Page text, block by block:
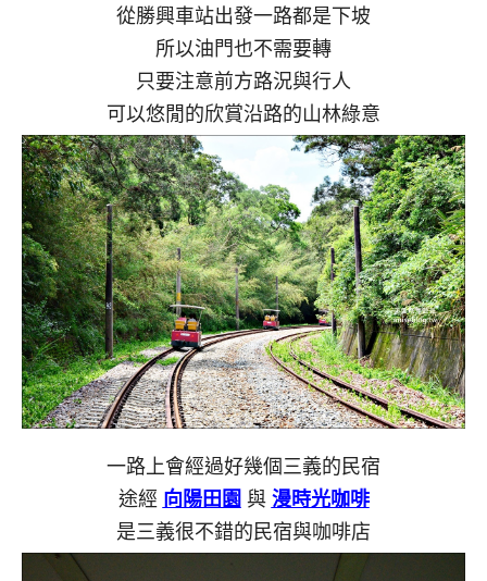
從勝興車站出發一路都是下坡
所以油門也不需要轉
只要注意前方路況與行人
可以悠閒的欣賞沿路的山林綠意
一路上會經過好幾個三義的民宿
途經 向陽田園 與 漫時光咖啡
是三義很不錯的民宿與咖啡店